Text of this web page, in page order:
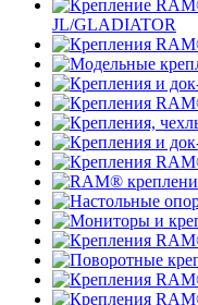
JL/GLADIATOR